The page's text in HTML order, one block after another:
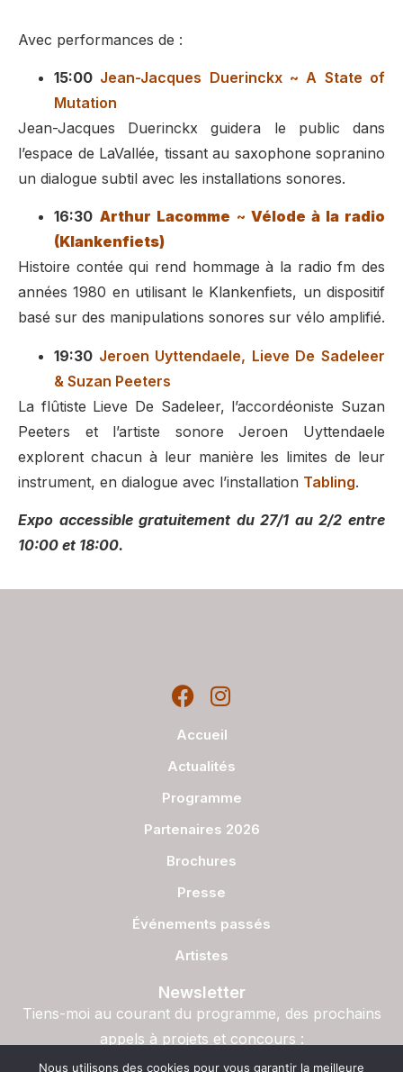
Avec performances de :
15:00 Jean-Jacques Duerinckx ~ A State of
Mutation
Jean-Jacques Duerinckx guidera le public dans
l’espace de LaVallée, tissant au saxophone sopranino
un dialogue subtil avec les installations sonores.
16:30 Arthur Lacomme ~Vélode à la radio
(Klankenfiets)
Histoire contée qui rend hommage à la radio fm des
années 1980 en utilisant le Klankenfiets, un dispositif
basé sur des manipulations sonores sur vélo amplifié.
19:30 Jeroen Uyttendaele, Lieve De Sadeleer
& Suzan Peeters
La flûtiste Lieve De Sadeleer, l’accordéoniste Suzan
Peeters et l’artiste sonore Jeroen Uyttendaele
explorent chacun à leur manière les limites de leur
instrument, en dialogue avec l’installation Tabling.
Expo accessible gratuitement du 27/1 au 2/2 entre
10:00 et 18:00.
Accueil
Actualités
Programme
Partenaires 2026
Brochures
Presse
Événements passés
Artistes
Newsletter
Tiens-moi au courant du programme, des prochains
appels à projets et concours :
S'inscrire
Nous utilisons des cookies pour vous garantir la meilleure